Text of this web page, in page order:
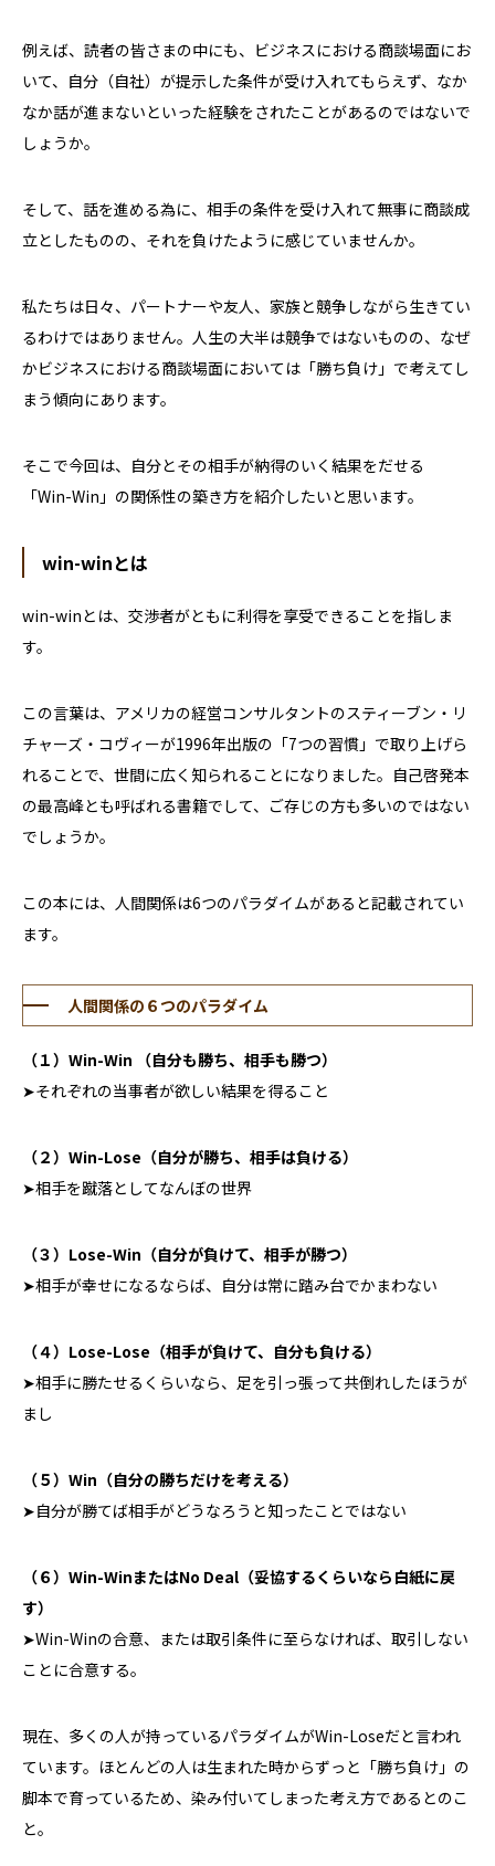
例えば、読者の皆さまの中にも、ビジネスにおける商談場面にお
いて、自分（自社）が提示した条件が受け入れてもらえず、なか
なか話が進まないといった経験をされたことがあるのではないで
しょうか。
そして、話を進める為に、相手の条件を受け入れて無事に商談成
立としたものの、それを負けたように感じていませんか。
私たちは日々、パートナーや友人、家族と競争しながら生きてい
るわけではありません。人生の大半は競争ではないものの、なぜ
かビジネスにおける商談場面においては「勝ち負け」で考えてし
まう傾向にあります。
そこで今回は、自分とその相手が納得のいく結果をだせる
「Win-Win 」の関係性の築き方を紹介したいと思います。
win-winとは
win-winとは、交渉者がともに利得を享受できることを指しま
す。
この言葉は、アメリカの経営コンサルタントのスティーブン・リ
チャーズ・コヴィーが1996年出版の「7つの習慣」で取り上げら
れることで、世間に広く知られることになりました。自己啓発本
の最高峰とも呼ばれる書籍でして、ご存じの方も多いのではない
でしょうか。
この本には、人間関係は6つのパラダイムがあると記載されてい
ます。
人間関係の６つのパラダイム
（１）Win-Win （自分も勝ち、相手も勝つ）
➤それぞれの当事者が欲しい結果を得ること
（２）Win-Lose（自分が勝ち、相手は負ける）
➤相手を蹴落としてなんぼの世界
（３）Lose-Win（自分が負けて、相手が勝つ）
➤相手が幸せになるならば、自分は常に踏み台でかまわない
（４）Lose-Lose（相手が負けて、自分も負ける）
➤相手に勝たせるくらいなら、足を引っ張って共倒れしたほうが
まし
（５）Win（自分の勝ちだけを考える）
➤自分が勝てば相手がどうなろうと知ったことではない
（６）Win-WinまたはNo Deal（妥協するくらいなら白紙に戻
す）
➤Win-Winの合意、または取引条件に至らなければ、取引しない
ことに合意する。
現在、多くの人が持っているパラダイムがWin-Loseだと言われ
ています。ほとんどの人は生まれた時からずっと「勝ち負け」の
脚本で育っているため、染み付いてしまった考え方であるとのこ
と。